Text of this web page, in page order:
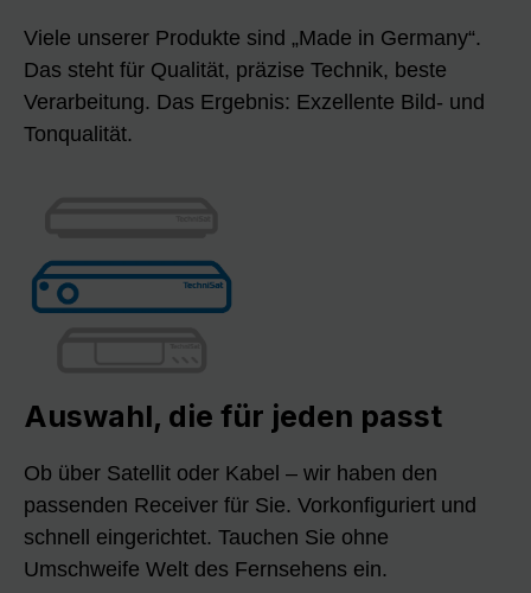
Viele unserer Produkte sind „Made in Germany“.
Das steht für Qualität, präzise Technik, beste
Verarbeitung. Das Ergebnis: Exzellente Bild- und
Tonqualität.
Auswahl, die für jeden passt
Ob über Satellit oder Kabel – wir haben den
passenden Receiver für Sie. Vorkonfiguriert und
schnell eingerichtet. Tauchen Sie ohne
Umschweife Welt des Fernsehens ein.